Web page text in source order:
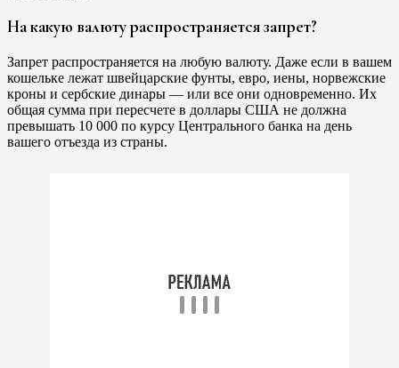
На какую валюту распространяется запрет?
Запрет распространяется на любую валюту. Даже если в вашем
кошельке лежат швейцарские фунты, евро, иены, норвежские
кроны и сербские динары — или все они одновременно. Их
общая сумма при пересчете в доллары США не должна
превышать 10 000 по курсу Центрального банка на день
вашего отъезда из страны.